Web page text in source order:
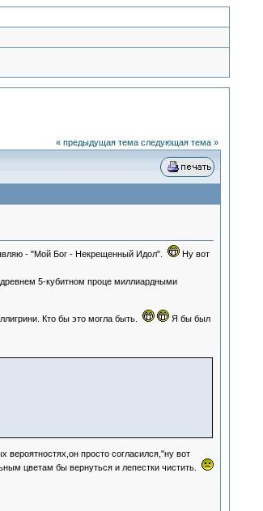
« предыдущая тема следующая тема »
- "Мой Бог - Некрещенный Идол".
Ну вот
5-кубитном проце миллиардными
Кто бы это могла быть.
Я бы был
просто согласился,"ну вот
цветам бы вернуться и лепестки чистить.